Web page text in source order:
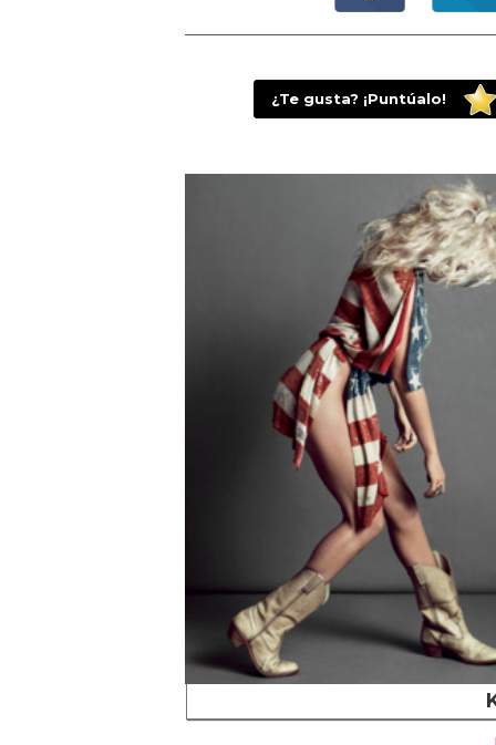
¿Te gusta? ¡Puntúalo!